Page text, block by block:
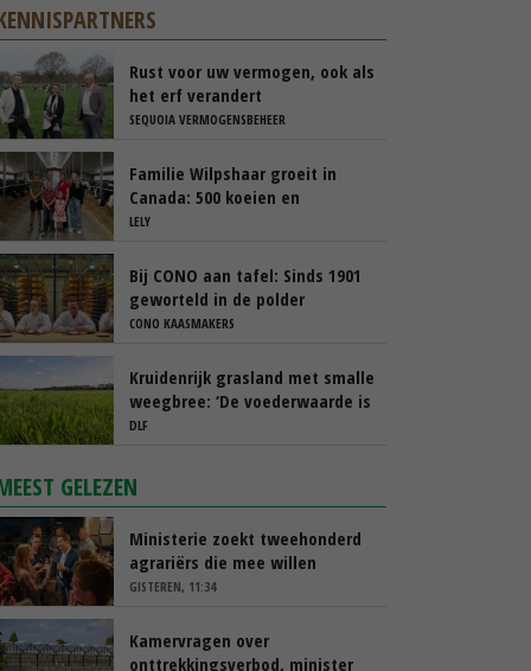
Rust voor uw vermogen, ook als
het erf verandert
SEQUOIA VERMOGENSBEHEER
Familie Wilpshaar groeit in
Canada: 500 koeien en
robotmelken
LELY
Bij CONO aan tafel: Sinds 1901
geworteld in de polder
CONO KAASMAKERS
Kruidenrijk grasland met smalle
weegbree: ‘De voederwaarde is
vergelijkbaar met Engels
DLF
GELEZEN
Ministerie zoekt tweehonderd
agrariërs die mee willen
denken
GISTEREN, 11:34
Kamervragen over
onttrekkingsverbod, minister